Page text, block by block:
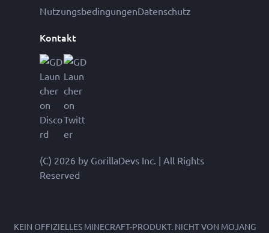
NutzungsbedingungenDatenschutz
Kontakt
(C) 2026 by GorillaDevs Inc. | All Rights
Reserved
KEIN OFFIZIELLES MINECRAFT-PRODUKT. NICHT VON MOJANG